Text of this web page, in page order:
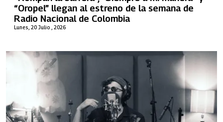
Lunes, 20 Julio , 2026
“Oropel” llegan al estreno de la semana de
Radio Nacional de Colombia